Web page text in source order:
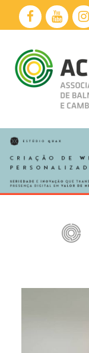
Diretoria
Documentos
Soluções
Núcleos